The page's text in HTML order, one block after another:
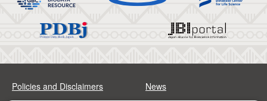
Policies and Disclaimers News